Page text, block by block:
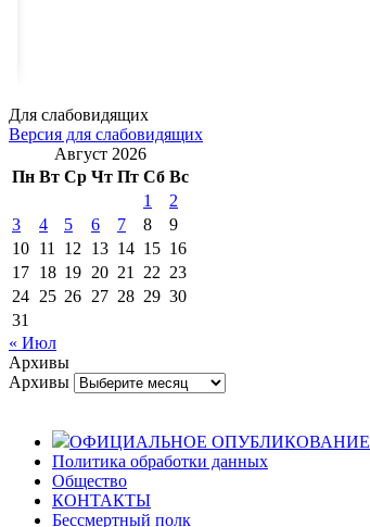
Для слабовидящих
Версия для слабовидящих
Август 2026
Пн Вт Ср Чт Пт Сб Вс
1
2
3
4 5 6 7 8
9
10 11 12 13 14 15 16
17 18 19 20 21 22 23
24 25 26 27 28 29 30
31
« Июл
Архивы
Архивы
ОФИЦИАЛЬНОЕ ОПУБЛИКОВАНИЕ
Политика обработки данных
Общество
КОНТАКТЫ
Бессмертный полк